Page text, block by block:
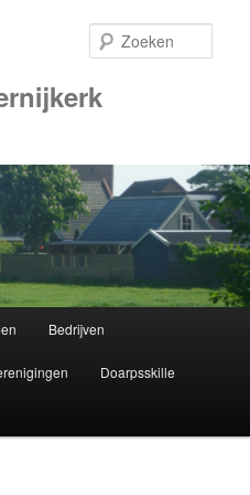
Bedrijven
Doarpsskille